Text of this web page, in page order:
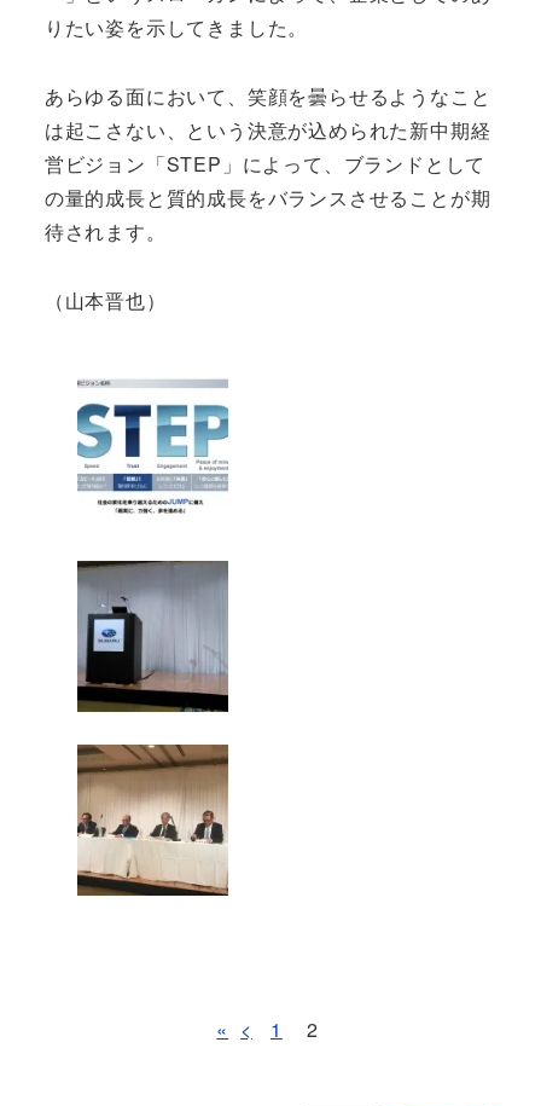
りたい姿を示してきました。
あらゆる面において、笑顔を曇らせるようなこと
は起こさない、という決意が込められた新中期経
営ビジョン「STEP」によって、ブランドとして
の量的成長と質的成長をバランスさせることが期
待されます。
（山本晋也）
« < 1 2